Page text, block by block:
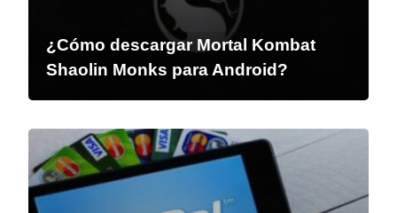
¿Cómo descargar Mortal Kombat
Shaolin Monks para Android?